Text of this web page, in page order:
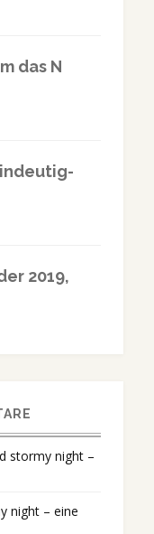
das N
2019,
stormy night –
night – eine